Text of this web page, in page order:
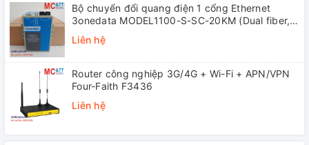
Bộ chuyển đổi quang điện 1 cổng Ethernet
3onedata MODEL1100-S-SC-20KM (Dual fiber,
Liên hệ
Router công nghiệp 3G/4G + Wi-Fi + APN/VPN
Four-Faith F3436
Liên hệ